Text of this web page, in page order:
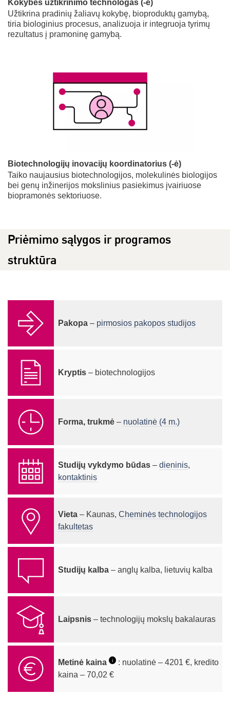
Kokybės užtikrinimo technologas (-ė)
Užtikrina pradinių žaliavų kokybę, bioproduktų gamybą,
tiria biologinius procesus, analizuoja ir integruoja tyrimų
rezultatus į pramoninę gamybą.
Biotechnologijų inovacijų koordinatorius (-ė)
Taiko naujausius biotechnologijos, molekulinės biologijos
bei genų inžinerijos mokslinius pasiekimus įvairiuose
biopramonės sektoriuose.
Priėmimo sąlygos ir programos
struktūra
Pakopa – pirmosios pakopos studijos
Kryptis – biotechnologijos
Forma, trukmė – nuolatinė (4 m.)
Studijų vykdymo būdas – dieninis,
kontaktinis
Vieta – Kaunas, Cheminės technologijos
fakultetas
Studijų kalba – anglų kalba, lietuvių kalba
Laipsnis – technologijų mokslų bakalauras
Metinė kaina i
: nuolatinė – 4201 €, kredito
kaina – 70,02 €